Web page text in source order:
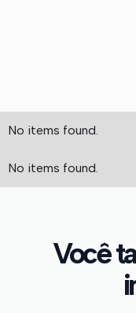
No items found.
No items found.
Você